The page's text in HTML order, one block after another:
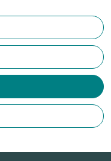
寫作的開放空間。 報